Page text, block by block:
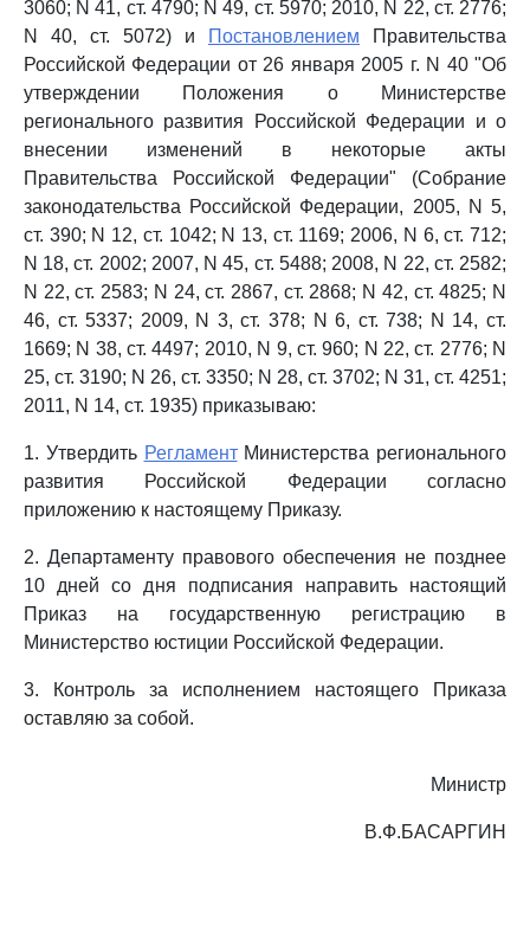
3060; N 41, ст. 4790; N 49, ст. 5970; 2010, N 22, ст. 2776;
N 40, ст. 5072) и
Постановлением Правительства
Российской Федерации от 26 января 2005 г. N 40 "Об
утверждении Положения о Министерстве
регионального развития Российской Федерации и о
внесении изменений в некоторые акты
Правительства Российской Федерации" (Собрание
законодательства Российской Федерации, 2005, N 5,
ст. 390; N 12, ст. 1042; N 13, ст. 1169; 2006, N 6, ст. 712;
N 18, ст. 2002; 2007, N 45, ст. 5488; 2008, N 22, ст. 2582;
N 22, ст. 2583; N 24, ст. 2867, ст. 2868; N 42, ст. 4825; N
46, ст. 5337; 2009, N 3, ст. 378; N 6, ст. 738; N 14, ст.
1669; N 38, ст. 4497; 2010, N 9, ст. 960; N 22, ст. 2776; N
25, ст. 3190; N 26, ст. 3350; N 28, ст. 3702; N 31, ст. 4251;
2011, N 14, ст. 1935) приказываю:
1. Утвердить РегламентМинистерства регионального
развития Российской Федерации согласно
приложению к настоящему Приказу.
2. Департаменту правового обеспечения не позднее
10 дней со дня подписания направить настоящий
Приказ на государственную регистрацию в
Министерство юстиции Российской Федерации.
3. Контроль за исполнением настоящего Приказа
оставляю за собой.
Министр
В.Ф.БАСАРГИН